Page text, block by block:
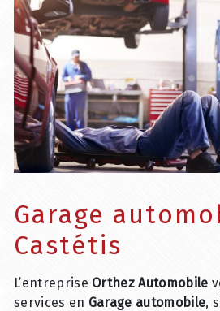
Garage
Castétis
L’entreprise Orthez Automobile
services en Garage automobile,